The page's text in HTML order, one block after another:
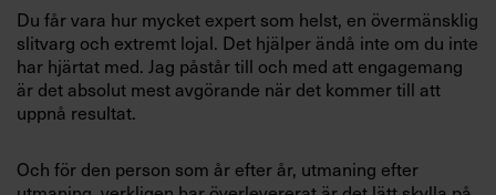
Kundservice
Villkor och policy för
personuppgiftsbehandling
efter:
Du får vara hur mycket expert som helst, en övermänsklig
slitvarg och extremt lojal. Det hjälper ändå inte om du inte
har hjärtat med. Jag påstår till och med att engagemang
är det absolut mest avgörande när det kommer till att
uppnå resultat.
Och för den person som år efter år, utmaning efter